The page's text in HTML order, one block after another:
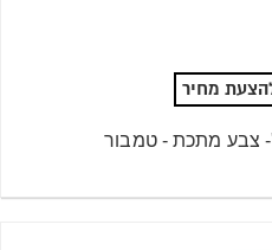
מחיר
צבע מתכת - טמבור